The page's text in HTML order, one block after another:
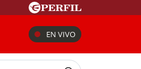
EN VIVO